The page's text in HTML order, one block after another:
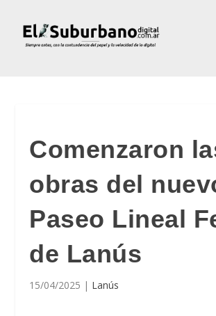
Comenzaron
obras del
Paseo Lineal
de Lanús
15/04/2025 | Lanús